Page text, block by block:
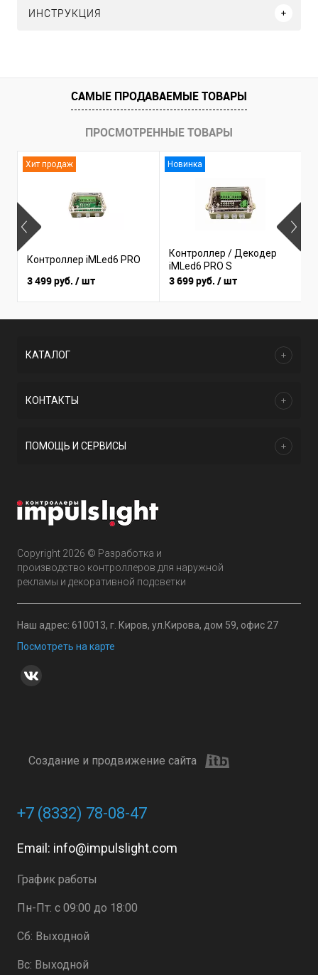
ИНСТРУКЦИЯ
САМЫЕ ПРОДАВАЕМЫЕ ТОВАРЫ
ПРОСМОТРЕННЫЕ ТОВАРЫ
Хит продаж
Контроллер iMLed6 PRO
3 499 руб. / шт
Новинка
Контроллер / Декодер
iMLed6 PRO S
3 699 руб. / шт
Copyright 2026 © Разработка и
производство контроллеров для наружной
рекламы и декоративной подсветки
Наш адрес: 610013, г. Киров, ул.Кирова, дом 59, офис 27
Посмотреть на карте
Создание и продвижение сайта
КАТАЛОГ
КОНТАКТЫ
ПОМОЩЬ И СЕРВИСЫ
+7 (8332) 78-08-47
Email: info@impulslight.com
График работы
Пн-Пт: с 09:00 до 18:00
Сб: Выходной
Вс: Выходной